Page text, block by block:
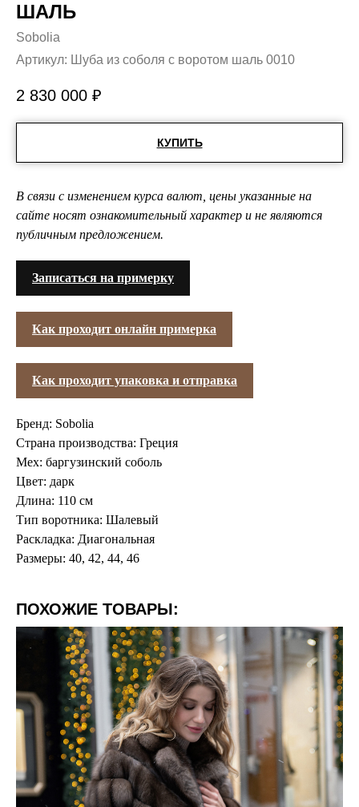
ШАЛЬ
Sobolia
Артикул: Шуба из соболя с воротом шаль 0010
2 830 000 ₽
КУПИТЬ
В связи с изменением курса валют, цены указанные на
сайте носят ознакомительный характер и не являются
публичным предложением.
Записаться на примерку
Как проходит онлайн примерка
Как проходит упаковка и отправка
Бренд: Sobolia
Страна производства: Греция
Мех: баргузинский соболь
Цвет: дарк
Длина: 110 см
Тип воротника: Шалевый
Раскладка: Диагональная
Размеры: 40, 42, 44, 46
ПОХОЖИЕ ТОВАРЫ: